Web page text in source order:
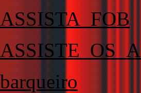
ASSISTA_FOB
barqueiro